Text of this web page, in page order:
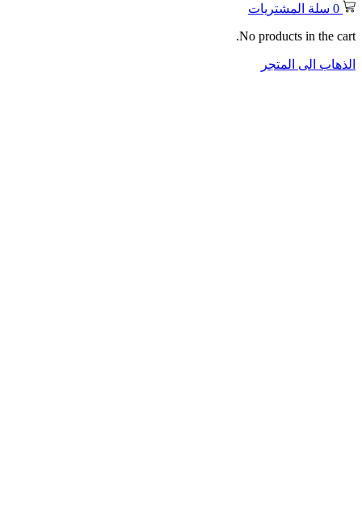
0 سلة المشتريات
No products in the cart.
الذهاب الى المتجر